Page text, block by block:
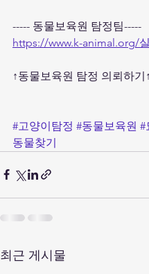
----- 동물보육원 탐정팀-----
https://www.k-animal.org/
↑동물보육원 탐정 의뢰하기↑
#고양이탐정 #동물보육원 #
동물찾기
최근 게시물